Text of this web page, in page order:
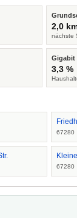
2,0
nächste
Gigabit
3,3 %
67280
67280